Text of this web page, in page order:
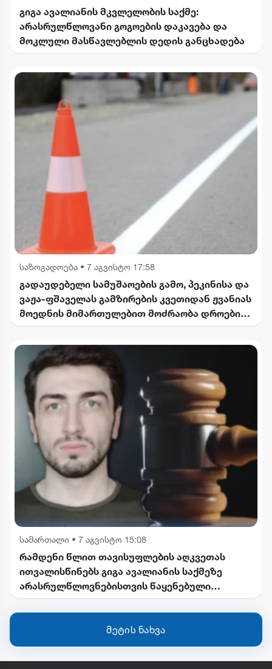
გიგა ავალიანის მკვლელობის საქმე:
არასრულწლოვანი გოგოების დაკავება და
მოკლული მასწავლებლის დედის განცხადება
საზოგადოება • 7 აგვისტო 17:58
გადაუდებელი სამუშაოების გამო, პეკინისა და
ვაჟა-ფშაველას გამზირების კვეთიდან ჟვანიას
მოედნის მიმართულებით მოძრაობა დროებით
სამართალი • 7 აგვისტო 15:08
რამდენი წლით თავისუფლების აღკვეთას
ითვალისწინებს გიგა ავალიანის საქმეზე
არასრულწლოვნებისთვის წაყენებული
მეტის ნახვა